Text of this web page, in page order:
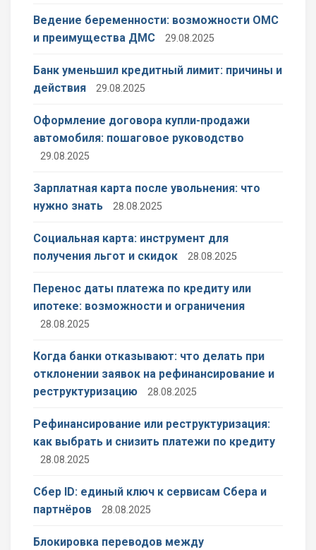
Ведение беременности: возможности ОМС
и преимущества ДМС
29.08.2025
Банк уменьшил кредитный лимит: причины и
действия
29.08.2025
Оформление договора купли-продажи
автомобиля: пошаговое руководство
29.08.2025
Зарплатная карта после увольнения: что
нужно знать
28.08.2025
Социальная карта: инструмент для
получения льгот и скидок
28.08.2025
Перенос даты платежа по кредиту или
ипотеке: возможности и ограничения
28.08.2025
Когда банки отказывают: что делать при
отклонении заявок на рефинансирование и
реструктуризацию
28.08.2025
Рефинансирование или реструктуризация:
как выбрать и снизить платежи по кредиту
28.08.2025
Сбер ID: единый ключ к сервисам Сбера и
партнёров
28.08.2025
Блокировка переводов между